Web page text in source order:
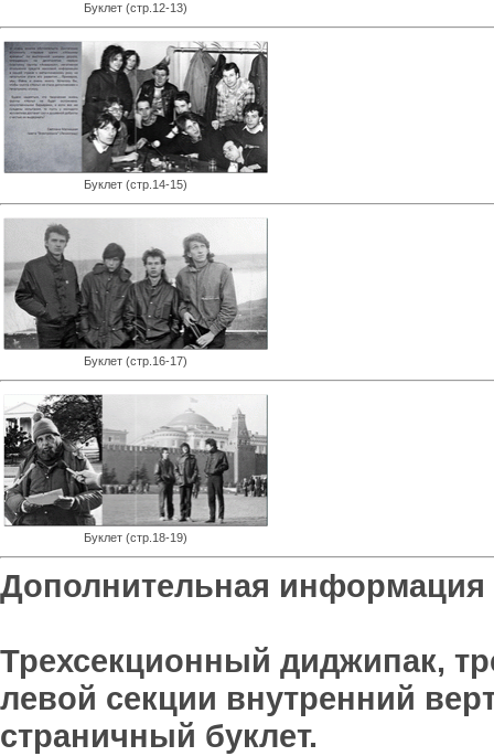
Буклет (стр.12-13)
Буклет (стр.14-15)
Буклет (стр.16-17)
Буклет (стр.18-19)
Дополнительная информация
Трехсекционный диджипак,
левой секции внутренний
страничный буклет.